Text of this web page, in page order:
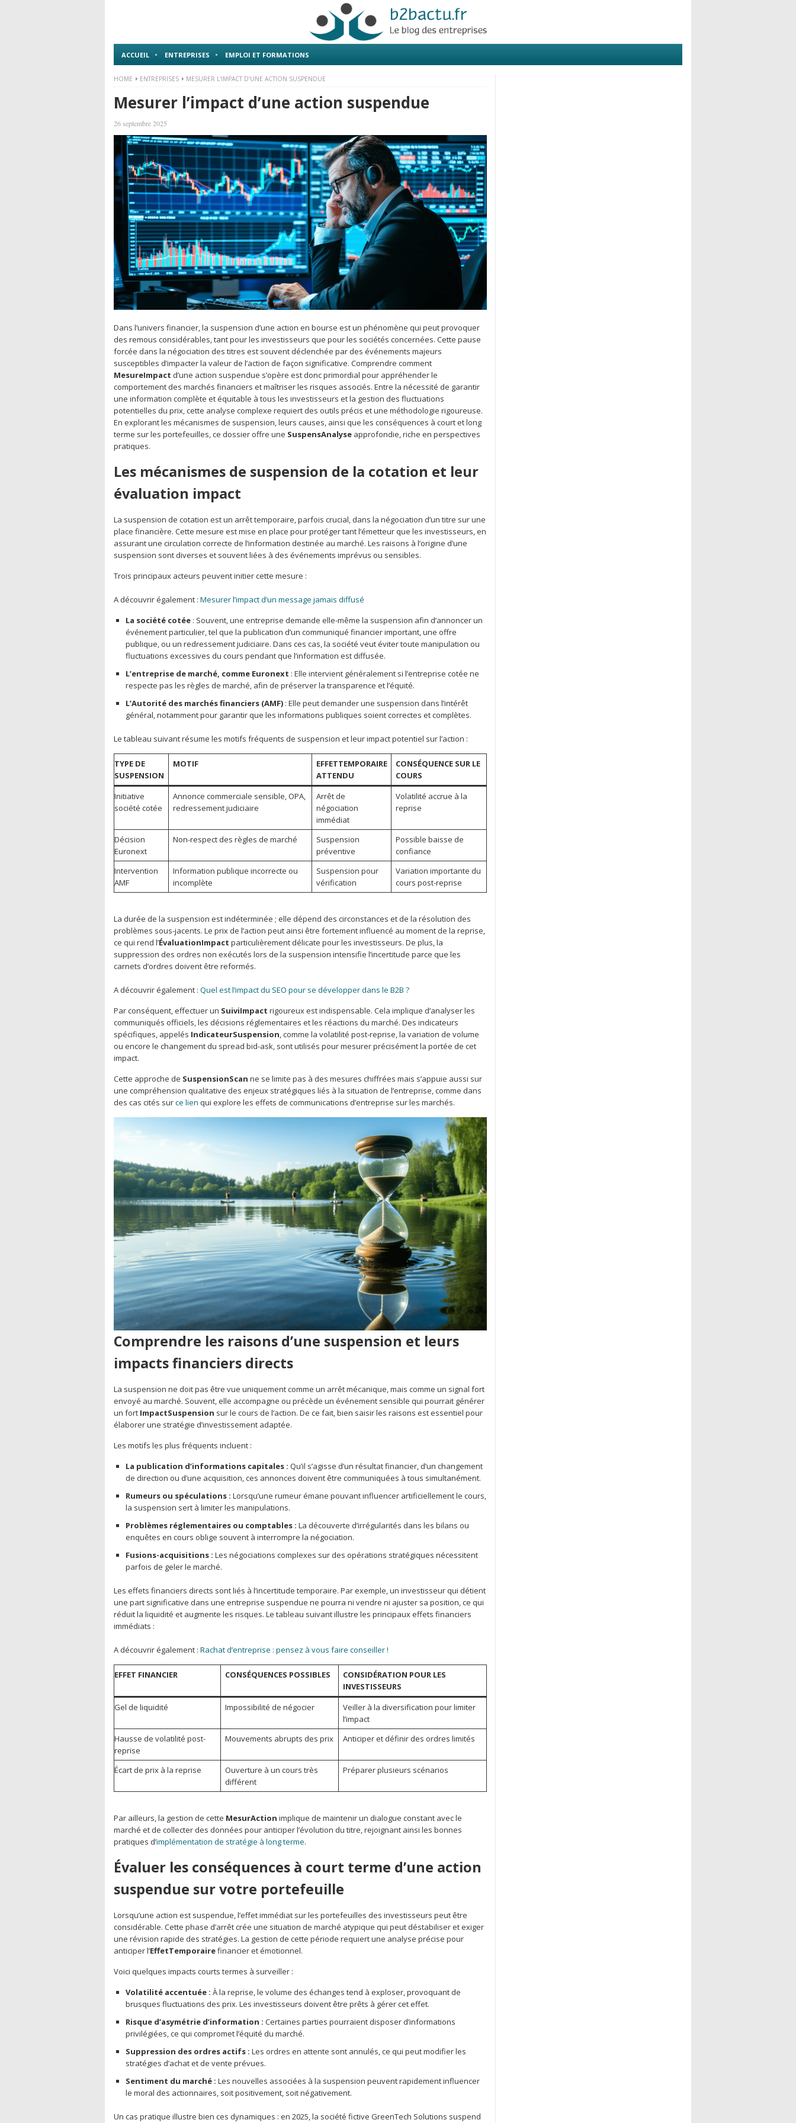
ACCUEIL ENTREPRISES EMPLOI ET FORMATIONS
HOME ENTREPRISES MESURER L’IMPACT D’UNE ACTION SUSPENDUE
Mesurer l’impact d’une action suspendue
26 septembre 2025
Dans l’univers financier, la suspension d’une action en bourse est un phénomène qui peut provoquer
des remous considérables, tant pour les investisseurs que pour les sociétés concernées. Cette pause
forcée dans la négociation des titres est souvent déclenchée par des événements majeurs
susceptibles d’impacter la valeur de l’action de façon significative. Comprendre comment
MesureImpact d’une action suspendue s’opère est donc primordial pour appréhender le
comportement des marchés financiers et maîtriser les risques associés. Entre la nécessité de garantir
une information complète et équitable à tous les investisseurs et la gestion des fluctuations
potentielles du prix, cette analyse complexe requiert des outils précis et une méthodologie rigoureuse.
En explorant les mécanismes de suspension, leurs causes, ainsi que les conséquences à court et long
terme sur les portefeuilles, ce dossier offre une SuspensAnalyse approfondie, riche en perspectives
pratiques.
Les mécanismes de suspension de la cotation et leur
évaluation impact
La suspension de cotation est un arrêt temporaire, parfois crucial, dans la négociation d’un titre sur une
place financière. Cette mesure est mise en place pour protéger tant l’émetteur que les investisseurs, en
assurant une circulation correcte de l’information destinée au marché. Les raisons à l’origine d’une
suspension sont diverses et souvent liées à des événements imprévus ou sensibles.
Trois principaux acteurs peuvent initier cette mesure :
A découvrir également : Mesurer l’impact d’un message jamais diffusé
La société cotée : Souvent, une entreprise demande elle-même la suspension afin d’annoncer un
événement particulier, tel que la publication d’un communiqué financier important, une offre
publique, ou un redressement judiciaire. Dans ces cas, la société veut éviter toute manipulation ou
fluctuations excessives du cours pendant que l’information est diffusée.
L’entreprise de marché, comme Euronext : Elle intervient généralement si l’entreprise cotée ne
respecte pas les règles de marché, afin de préserver la transparence et l’équité.
L’Autorité des marchés financiers (AMF) : Elle peut demander une suspension dans l’intérêt
général, notamment pour garantir que les informations publiques soient correctes et complètes.
Le tableau suivant résume les motifs fréquents de suspension et leur impact potentiel sur l’action :
TYPE DE
SUSPENSION
MOTIF
EFFETTEMPORAIRE
ATTENDU
CONSÉQUENCE SUR LE
COURS
Initiative
société cotée
Annonce commerciale sensible, OPA,
redressement judiciaire
Arrêt de
négociation
immédiat
Volatilité accrue à la
reprise
Décision
Euronext
Non-respect des règles de marché
Suspension
préventive
Possible baisse de
confiance
Intervention
AMF
Information publique incorrecte ou
incomplète
Suspension pour
vérification
Variation importante du
cours post-reprise
La durée de la suspension est indéterminée ; elle dépend des circonstances et de la résolution des
problèmes sous-jacents. Le prix de l’action peut ainsi être fortement influencé au moment de la reprise,
ce qui rend l’ÉvaluationImpact particulièrement délicate pour les investisseurs. De plus, la
suppression des ordres non exécutés lors de la suspension intensifie l’incertitude parce que les
carnets d’ordres doivent être reformés.
A découvrir également : Quel est l’impact du SEO pour se développer dans le B2B ?
Par conséquent, effectuer un SuiviImpact rigoureux est indispensable. Cela implique d’analyser les
communiqués officiels, les décisions réglementaires et les réactions du marché. Des indicateurs
spécifiques, appelés IndicateurSuspension, comme la volatilité post-reprise, la variation de volume
ou encore le changement du spread bid-ask, sont utilisés pour mesurer précisément la portée de cet
impact.
Cette approche de SuspensionScan ne se limite pas à des mesures chiffrées mais s’appuie aussi sur
une compréhension qualitative des enjeux stratégiques liés à la situation de l’entreprise, comme dans
des cas cités surce lien qui explore les effets de communications d’entreprise sur les marchés.
Comprendre les raisons d’une suspension et leurs
impacts financiers directs
La suspension ne doit pas être vue uniquement comme un arrêt mécanique, mais comme un signal fort
envoyé au marché. Souvent, elle accompagne ou précède un événement sensible qui pourrait générer
un fort ImpactSuspension sur le cours de l’action. De ce fait, bien saisir les raisons est essentiel pour
élaborer une stratégie d’investissement adaptée.
Les motifs les plus fréquents incluent :
La publication d’informations capitales : Qu’il s’agisse d’un résultat financier, d’un changement
de direction ou d’une acquisition, ces annonces doivent être communiquées à tous simultanément.
Rumeurs ou spéculations : Lorsqu’une rumeur émane pouvant influencer artificiellement le cours,
la suspension sert à limiter les manipulations.
Problèmes réglementaires ou comptables : La découverte d’irrégularités dans les bilans ou
enquêtes en cours oblige souvent à interrompre la négociation.
Fusions-acquisitions : Les négociations complexes sur des opérations stratégiques nécessitent
parfois de geler le marché.
Les effets financiers directs sont liés à l’incertitude temporaire. Par exemple, un investisseur qui détient
une part significative dans une entreprise suspendue ne pourra ni vendre ni ajuster sa position, ce qui
réduit la liquidité et augmente les risques. Le tableau suivant illustre les principaux effets financiers
immédiats :
A découvrir également : Rachat d’entreprise : pensez à vous faire conseiller !
EFFET FINANCIER CONSÉQUENCES POSSIBLES
CONSIDÉRATION POUR LES
INVESTISSEURS
Gel de liquidité
Impossibilité de négocier
Veiller à la diversification pour limiter
l’impact
Hausse de volatilité post-
reprise
Mouvements abrupts des prix Anticiper et définir des ordres limités
Écart de prix à la reprise
Ouverture à un cours très
différent
Préparer plusieurs scénarios
Par ailleurs, la gestion de cette MesurAction implique de maintenir un dialogue constant avec le
marché et de collecter des données pour anticiper l’évolution du titre, rejoignant ainsi les bonnes
pratiques d’implémentation de stratégie à long terme.
Évaluer les conséquences à court terme d’une action
suspendue sur votre portefeuille
Lorsqu’une action est suspendue, l’effet immédiat sur les portefeuilles des investisseurs peut être
considérable. Cette phase d’arrêt crée une situation de marché atypique qui peut déstabiliser et exiger
une révision rapide des stratégies. La gestion de cette période requiert une analyse précise pour
anticiper l’EffetTemporairefinancier et émotionnel.
Voici quelques impacts courts termes à surveiller :
Volatilité accentuée : À la reprise, le volume des échanges tend à exploser, provoquant de
brusques fluctuations des prix. Les investisseurs doivent être prêts à gérer cet effet.
Risque d’asymétrie d’information : Certaines parties pourraient disposer d’informations
privilégiées, ce qui compromet l’équité du marché.
Suppression des ordres actifs : Les ordres en attente sont annulés, ce qui peut modifier les
stratégies d’achat et de vente prévues.
Sentiment du marché : Les nouvelles associées à la suspension peuvent rapidement influencer
le moral des actionnaires, soit positivement, soit négativement.
Un cas pratique illustre bien ces dynamiques : en 2025, la société fictive GreenTech Solutions suspend